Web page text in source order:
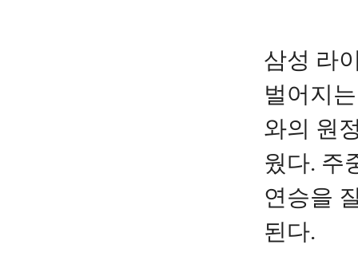
삼성 라
벌어지
와의 원
웠다. 주
연승을
된다.